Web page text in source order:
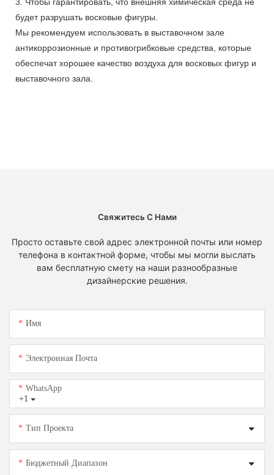
будет разрушать восковые фигуры.
Мы рекомендуем использовать в выставочном зале
антикоррозионные и противогрибковые средства, которые
обеспечат хорошее качество воздуха для восковых фигур и
выставочного зала.
Свяжитесь С Нами
Просто оставьте свой адрес электронной почты или номер
телефона в контактной форме, чтобы мы могли выслать
вам бесплатную смету на наши разнообразные
дизайнерские решения.
Имя
Электронная Почта
+1
WhatsApp
Тип Проекта
Бюджетный Диапазон